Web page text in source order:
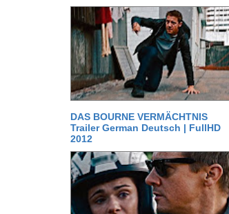
DAS BOURNE VERMÄCHTNIS
Trailer German Deutsch | FullHD
2012